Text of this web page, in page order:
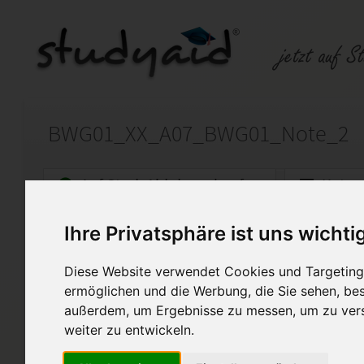
Ihre Privatsphäre ist uns
Diese Website verwendet Cookies und
ermöglichen und die Werbung, die Sie sehen,
außerdem, um Ergebnisse zu messen, um zu
weiter zu entwickeln.
BWG01_XX_A07_BWG01_Note_2
Auf StudyAid.de verkaufen
Startseite Sonstiges
Note 2 - 86,5 Punkte - inkl.
Ich biete hier meine selbst
genannte ESA an. Diese
bewertet. Bitte verwenden